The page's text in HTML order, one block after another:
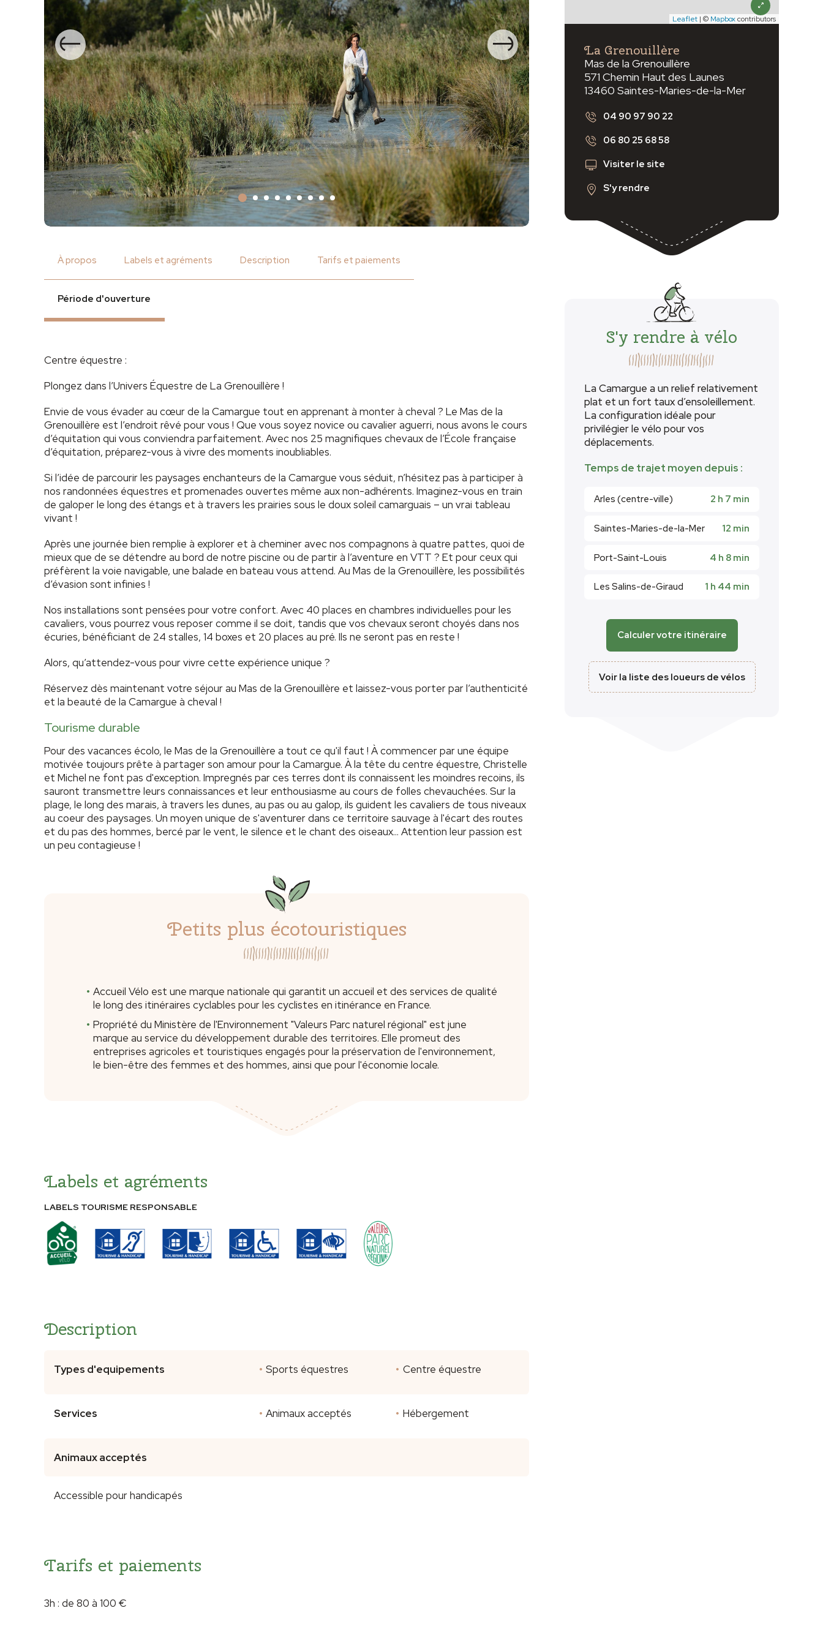
Précédent Suivant
À propos Labels et agréments Description Tarifs et paiements
Période d'ouverture
Centre équestre :
Plongez dans l’Univers Équestre de La Grenouillère !
Envie de vous évader au cœur de la Camargue tout en apprenant à monter à cheval ? Le Mas de la
Grenouillère est l’endroit rêvé pour vous ! Que vous soyez novice ou cavalier aguerri, nous avons le cours
d’équitation qui vous conviendra parfaitement. Avec nos 25 magnifiques chevaux de l’École française
d’équitation, préparez-vous à vivre des moments inoubliables.
Si l’idée de parcourir les paysages enchanteurs de la Camargue vous séduit, n’hésitez pas à participer à
nos randonnées équestres et promenades ouvertes même aux non-adhérents. Imaginez-vous en train
de galoper le long des étangs et à travers les prairies sous le doux soleil camarguais – un vrai tableau
vivant !
Après une journée bien remplie à explorer et à cheminer avec nos compagnons à quatre pattes, quoi de
mieux que de se détendre au bord de notre piscine ou de partir à l’aventure en VTT ? Et pour ceux qui
préfèrent la voie navigable, une balade en bateau vous attend. Au Mas de la Grenouillère, les possibilités
d’évasion sont infinies !
Nos installations sont pensées pour votre confort. Avec 40 places en chambres individuelles pour les
cavaliers, vous pourrez vous reposer comme il se doit, tandis que vos chevaux seront choyés dans nos
écuries, bénéficiant de 24 stalles, 14 boxes et 20 places au pré. Ils ne seront pas en reste !
Alors, qu’attendez-vous pour vivre cette expérience unique ?
Réservez dès maintenant votre séjour au Mas de la Grenouillère et laissez-vous porter par l’authenticité
et la beauté de la Camargue à cheval !
Tourisme durable
Pour des vacances écolo, le Mas de la Grenouillère a tout ce qu'il faut ! À commencer par une équipe
motivée toujours prête à partager son amour pour la Camargue. À la tête du centre équestre, Christelle
et Michel ne font pas d'exception. Impregnés par ces terres dont ils connaissent les moindres recoins, ils
sauront transmettre leurs connaissances et leur enthousiasme au cours de folles chevauchées. Sur la
plage, le long des marais, à travers les dunes, au pas ou au galop, ils guident les cavaliers de tous niveaux
au coeur des paysages. Un moyen unique de s'aventurer dans ce territoire sauvage à l'écart des routes
et du pas des hommes, bercé par le vent, le silence et le chant des oiseaux... Attention leur passion est
un peu contagieuse !
Petits plus écotouristiques
Accueil Vélo est une marque nationale qui garantit un accueil et des services de qualité
le long des itinéraires cyclables pour les cyclistes en itinérance en France.
Propriété du Ministère de l'Environnement "Valeurs Parc naturel régional" est june
marque au service du développement durable des territoires. Elle promeut des
entreprises agricoles et touristiques engagés pour la préservation de l'environnement,
le bien-être des femmes et des hommes, ainsi que pour l'économie locale.
Labels et agréments
LABELS TOURISME RESPONSABLE
Description
Types d'equipements Sports équestres Centre équestre
Services Animaux acceptés Hébergement
Animaux acceptés
Accessible pour handicapés
Tarifs et paiements
3h : de 80 à 100 €
Leaflet | © Mapboxcontributors
La Grenouillère
Mas de la Grenouillère
571 Chemin Haut des Launes
13460 Saintes-Maries-de-la-Mer
04 90 97 90 22
06 80 25 68 58
Visiter le site
S'y rendre
S'y rendre à vélo
La Camargue a un relief relativement
plat et un fort taux d’ensoleillement.
La configuration idéale pour
privilégier le vélo pour vos
déplacements.
Temps de trajet moyen depuis :
Arles (centre-ville) 2 h 7 min
Saintes-Maries-de-la-Mer 12 min
Port-Saint-Louis 4 h 8 min
Les Salins-de-Giraud 1 h 44 min
Calculer votre itinéraire
Voir la liste des loueurs de vélos